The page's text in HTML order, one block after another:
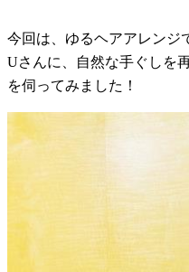
今回は、ゆるヘアアレンジ
Uさんに、自然な手ぐしを
を伺ってみました！